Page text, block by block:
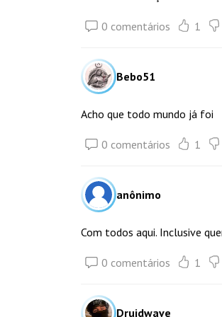
0 comentários 1
Bebo51
Acho que todo mundo já foi
0 comentários 1
anônimo
Com todos aqui. Inclusive
0 comentários 1
Druidwave